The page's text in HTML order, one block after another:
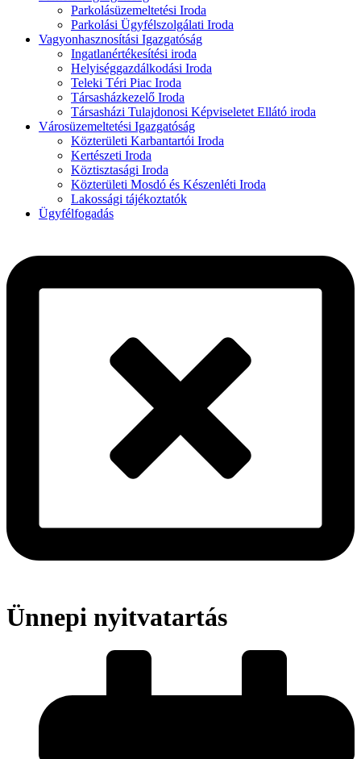
Parkolásüzemeltetési Iroda
Parkolási Ügyfélszolgálati Iroda
Vagyonhasznosítási Igazgatóság
Ingatlanértékesítési iroda
Helyiséggazdálkodási Iroda
Teleki Téri Piac Iroda
Társasházkezelő Iroda
Társasházi Tulajdonosi Képviseletet Ellátó iroda
Városüzemeltetési Igazgatóság
Közterületi Karbantartói Iroda
Kertészeti Iroda
Köztisztasági Iroda
Közterületi Mosdó és Készenléti Iroda
Lakossági tájékoztatók
Ügyfélfogadás
Ünnepi nyitvatartás